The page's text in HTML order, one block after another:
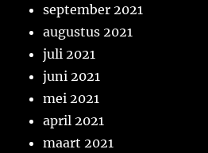
september 2021
augustus 2021
juli 2021
juni 2021
mei 2021
april 2021
maart 2021